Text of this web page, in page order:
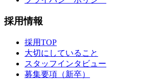
採用情報
採用TOP
大切にしていること
スタッフインタビュー
募集要項（新卒）